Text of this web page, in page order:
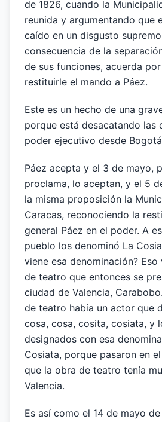
de 1826, cuando la
reunida y argumentando que
caído en un disgusto
consecuencia de la
de sus funciones, acuerda
restituirle el mando a Páez.
Este es un hecho de una
porque está desacatando las
poder ejecutivo desde
Páez acepta y el 3 de mayo,
proclama, lo aceptan, y el 5
la misma proposición la
Caracas, reconociendo la
general Páez en el poder. A
pueblo los denominó La
viene esa denominación?
de teatro que entonces se
ciudad de Valencia,
de teatro había un actor que
cosa, cosa, cosita, cosiata, y
designados con esa
Cosiata, porque pasaron en
que la obra de teatro tenía
Valencia.
Es así como el 14 de mayo